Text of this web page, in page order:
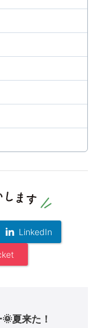
LinkedIn
夏来た！